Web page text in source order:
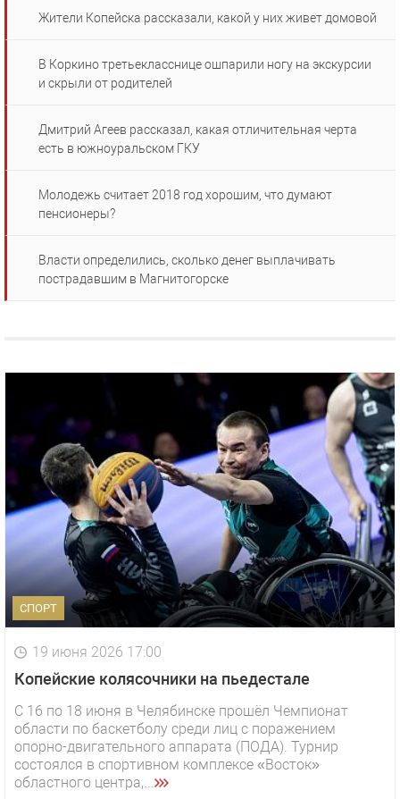
Жители Копейска рассказали, какой у них живет домовой
В Коркино третьекласснице ошпарили ногу на экскурсии
и скрыли от родителей
Дмитрий Агеев рассказал, какая отличительная черта
есть в южноуральском ГКУ
Молодежь считает 2018 год хорошим, что думают
пенсионеры?
Власти определились, сколько денег выплачивать
пострадавшим в Магнитогорске
СПОРТ
19 июня 2026 17:00
Копейские колясочники на пьедестале
С 16 по 18 июня в Челябинске прошёл Чемпионат
области по баскетболу среди лиц с поражением
опорно-двигательного аппарата (ПОДА). Турнир
состоялся в спортивном комплексе «Восток»
областного центра,...